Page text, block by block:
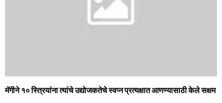
मॅगीने १० स्त्रियांना त्यांचे उद्योजकतेचे स्वप्न प्रत्यक्षात आणण्यासाठी केले सक्षम